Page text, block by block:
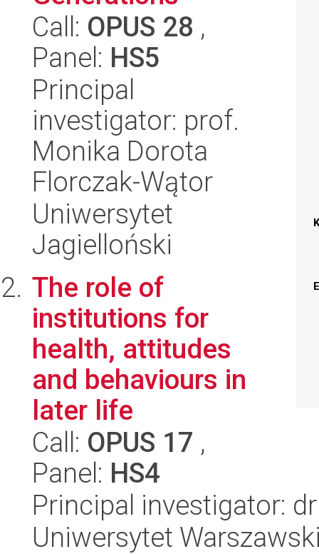
Call: OPUS 28 ,
Panel: HS5
Principal
investigator: prof.
Monika Dorota
Florczak-Wątor
Uniwersytet
Jagielloński
The role of
institutions for
health, attitudes
and behaviours in
later life
Call: OPUS 17 ,
Panel: HS4
Principal investigator:
Uniwersytet